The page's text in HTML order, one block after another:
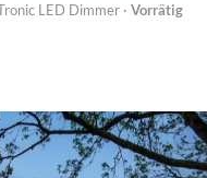
LED Dimmer · Vorrätig